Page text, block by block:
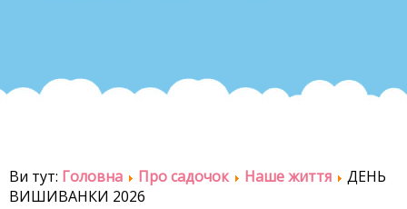
Ви тут: Головна Про садочок Наше життя
ДЕНЬ
ВИШИВАНКИ 2026